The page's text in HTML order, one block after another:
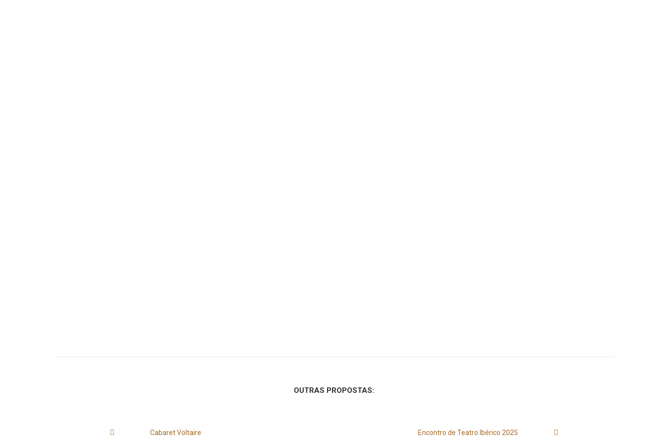
OUTRAS PROPOSTAS:
Cabaret Voltaire Encontro de Teatro Ibérico 2025